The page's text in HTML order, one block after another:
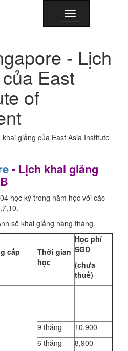
Toggle
navigation
- Lịch
East
of
- Lịch khai giảng
học kỳ trong năm học với các
sẽ khai giảng hàng tháng.
cấp
Thời gian
học
Học phí
SGD
(chưa
thuế)
9 tháng
10,900
6 tháng
8,900